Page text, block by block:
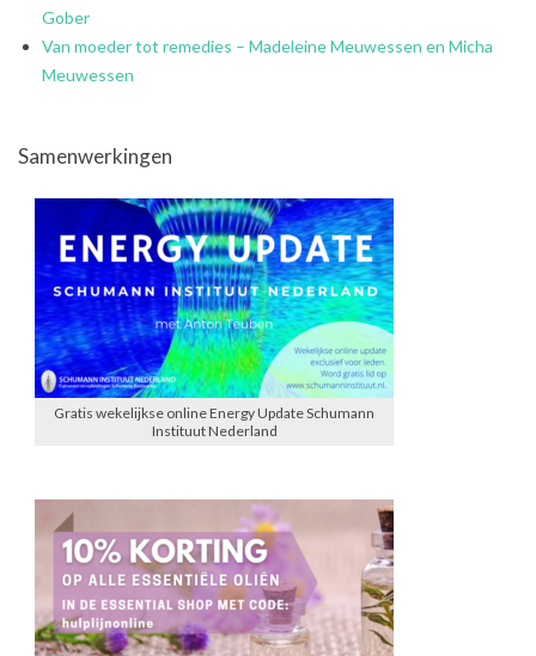
Gober
Van moeder tot remedies – Madeleine Meuwessen en Micha
Meuwessen
Samenwerkingen
Gratis wekelijkse online Energy Update Schumann
Instituut Nederland